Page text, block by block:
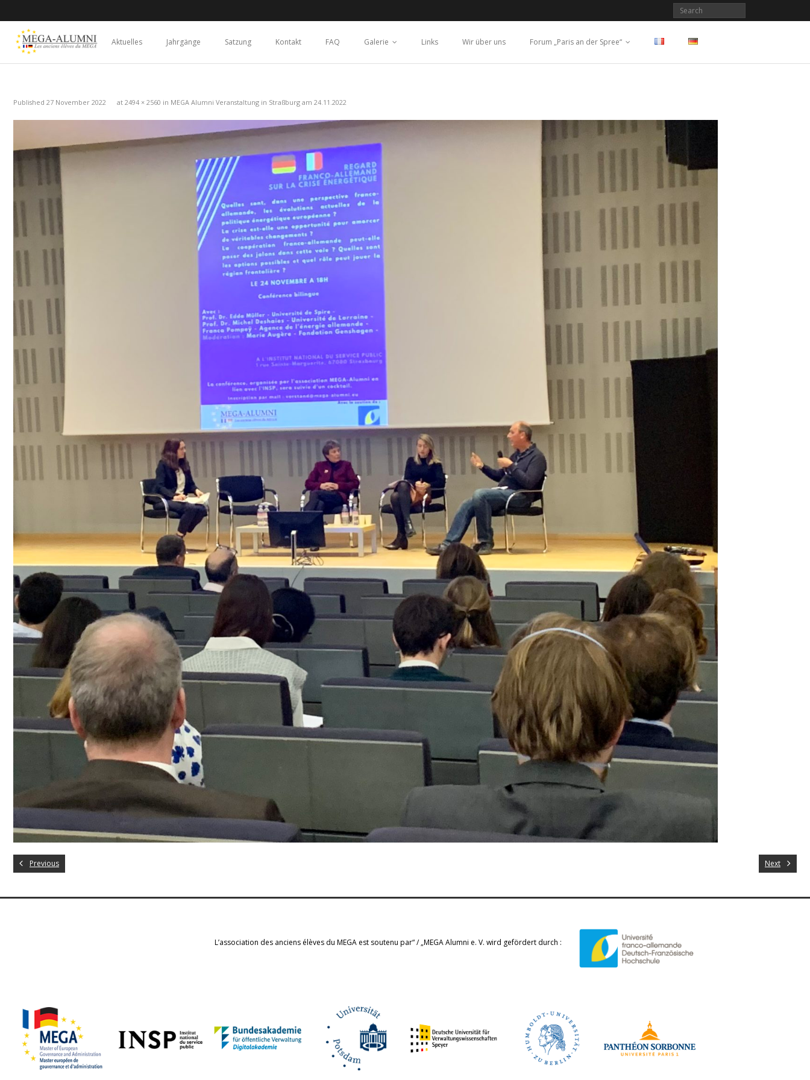
Aktuelles Jahrgänge Satzung Kontakt FAQ Galerie Links Wir über uns Forum „Paris an der Spree“
Published 27 November 2022 at 2494 × 2560 in MEGA Alumni Veranstaltung in Straßburg am 24.11.2022
Previous Next
L’association des anciens élèves du MEGA est soutenu par“ / „MEGA Alumni e. V. wird gefördert durch :